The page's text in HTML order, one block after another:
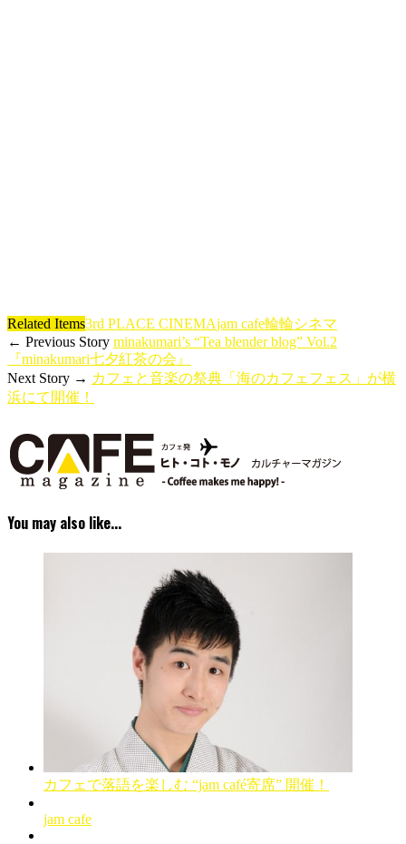
Related Items3rd PLACE CINEMAjam cafe輪輪シネマ
← Previous Story minakumari’s “Tea blender blog” Vol.2
『minakumari七夕紅茶の会』
Next Story → カフェと音楽の祭典「海のカフェフェス」が横
浜にて開催！
You may also like...
カフェで落語を楽しむ “jam café寄席” 開催！
jam cafe